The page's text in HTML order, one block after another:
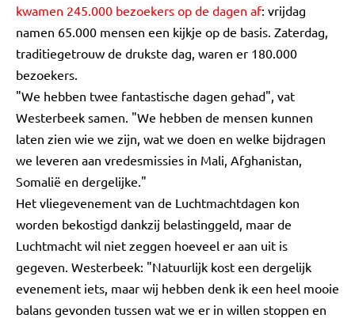
kwamen 245.000 bezoekers op de dagen af: vrijdag
namen 65.000 mensen een kijkje op de basis. Zaterdag,
traditiegetrouw de drukste dag, waren er 180.000
bezoekers.
"We hebben twee fantastische dagen gehad", vat
Westerbeek samen. "We hebben de mensen kunnen
laten zien wie we zijn, wat we doen en welke bijdragen
we leveren aan vredesmissies in Mali, Afghanistan,
Somalië en dergelijke."
Het vliegevenement van de Luchtmachtdagen kon
worden bekostigd dankzij belastinggeld, maar de
Luchtmacht wil niet zeggen hoeveel er aan uit is
gegeven. Westerbeek: "Natuurlijk kost een dergelijk
evenement iets, maar wij hebben denk ik een heel mooie
balans gevonden tussen wat we er in willen stoppen en